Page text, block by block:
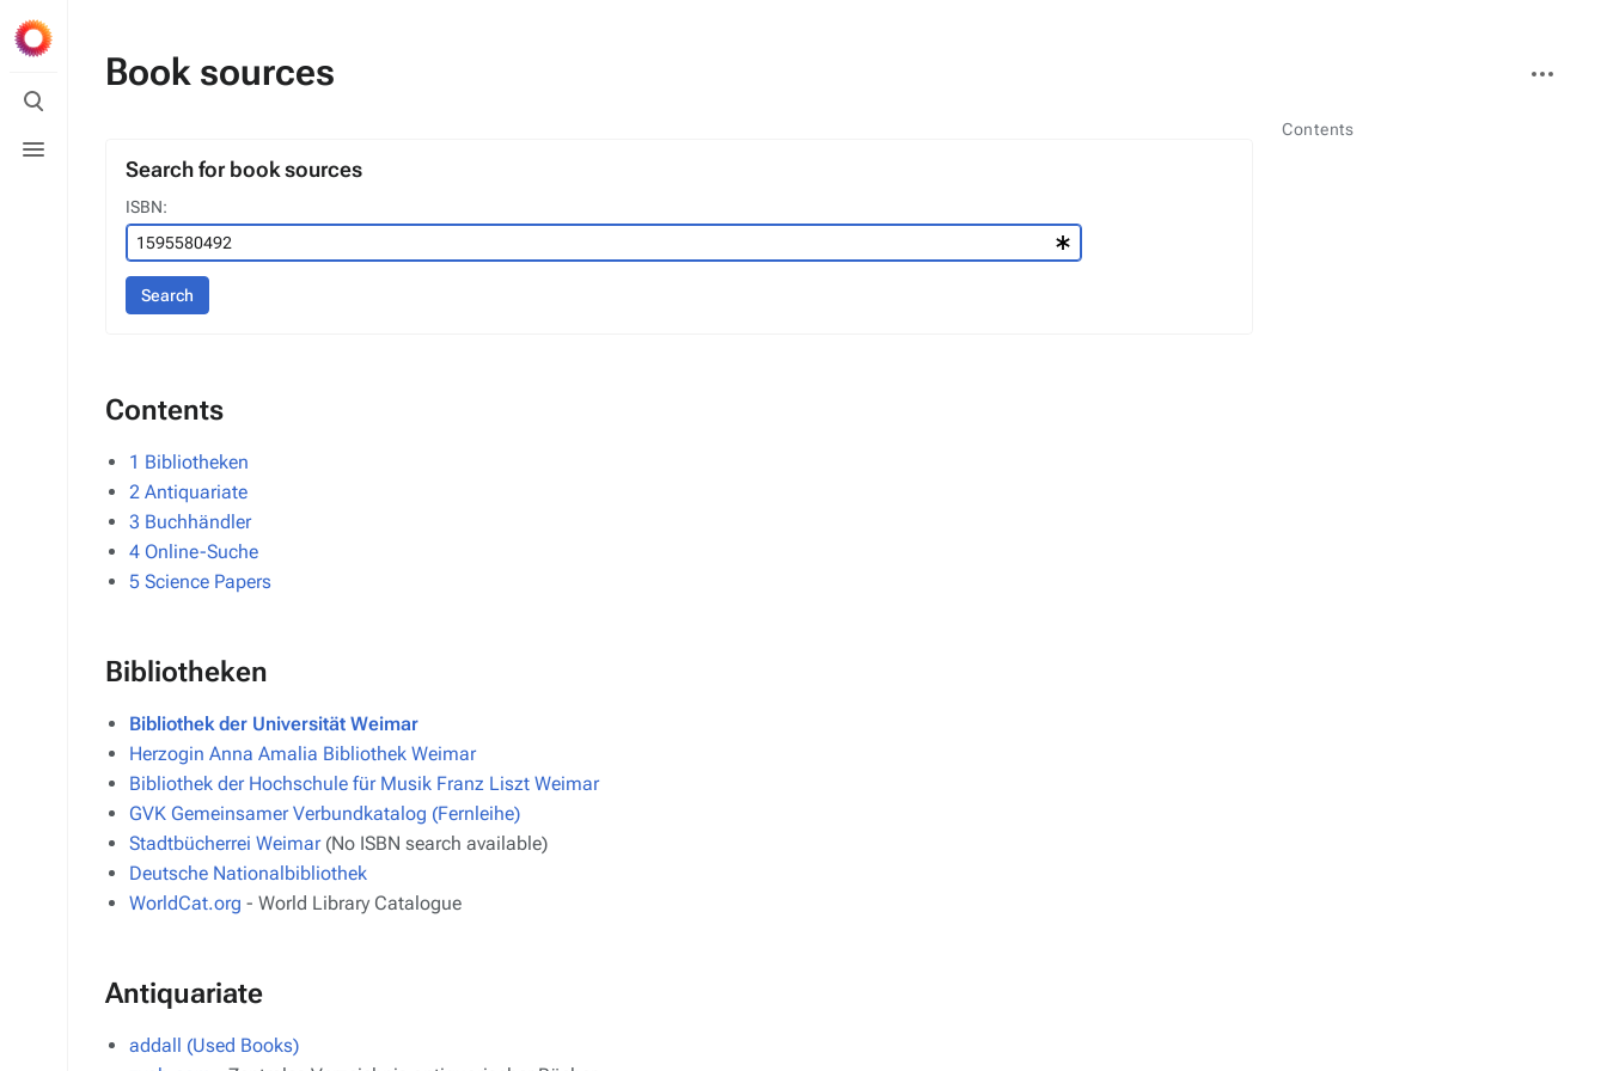
Toggle
search
menu
Book sources
actions
Search for book sources
ISBN:
Search
Contents
1 Bibliotheken
2 Antiquariate
3 Buchhändler
4 Online-Suche
5 Science Papers
Bibliotheken
Bibliothek der Universität Weimar
Herzogin Anna Amalia Bibliothek Weimar
Bibliothek der Hochschule für Musik Franz Liszt Weimar
GVK Gemeinsamer Verbundkatalog (Fernleihe)
Stadtbücherrei Weimar(No ISBN search available)
Deutsche Nationalbibliothek
WorldCat.org - World Library Catalogue
Antiquariate
addall (Used Books)
Contents